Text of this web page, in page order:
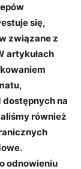
się,
związane z
artykułach
na
również
odnowieniu